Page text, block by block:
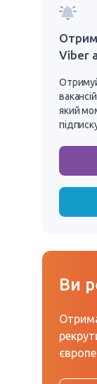
Viber
який
Ви